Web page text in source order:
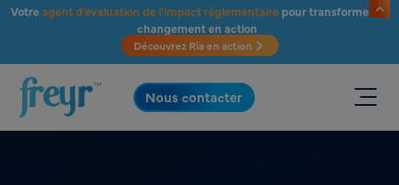
Passer au contenu principal
Votreagent d'évaluation de l'impact réglementairepour transformer le
changement en action
Découvrez Ria en action
.
Nous contacter